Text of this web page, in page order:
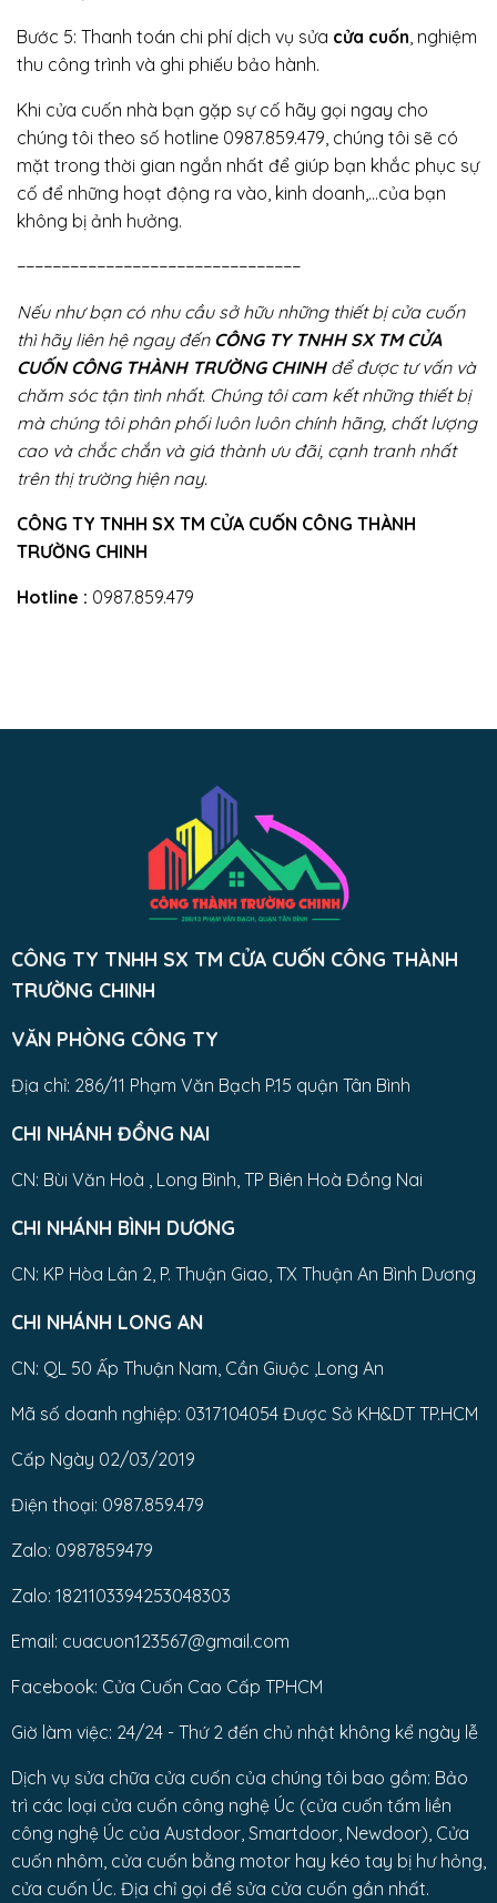
Bước 5: Thanh toán chi phí dịch vụ sửa cửa cuốn, nghiệm
thu công trình và ghi phiếu bảo hành.
Khi cửa cuốn nhà bạn gặp sự cố hãy gọi ngay cho
chúng tôi theo số hotline 0987.859.479, chúng tôi sẽ có
mặt trong thời gian ngắn nhất để giúp bạn khắc phục sự
cố để những hoạt động ra vào, kinh doanh,…của bạn
không bị ảnh hưởng.
−−−−−−−−−−−−−−−−−−−−−−−−−−−−−−−−
Nếu như bạn có nhu cầu sở hữu những thiết bị cửa cuốn
thì hãy liên hệ ngay đến CÔNG TY TNHH SX TM CỬA
CUỐN CÔNG THÀNH TRƯỜNG CHINHđể được tư vấn và
chăm sóc tận tình nhất. Chúng tôi cam kết những thiết bị
mà chúng tôi phân phối luôn luôn chính hãng, chất lượng
cao và chắc chắn và giá thành ưu đãi, cạnh tranh nhất
trên thị trường hiện nay.
CÔNG TY TNHH SX TM CỬA CUỐN CÔNG THÀNH
TRƯỜNG CHINH
Hotline : 0987.859.479
CÔNG TY TNHH SX TM CỬA CUỐN CÔNG THÀNH
TRƯỜNG CHINH
VĂN PHÒNG CÔNG TY
Địa chỉ: 286/11 Phạm Văn Bạch P.15 quận Tân Bình
CHI NHÁNH ĐỒNG NAI
CN: Bùi Văn Hoà , Long Bình, TP Biên Hoà Đồng Nai
CHI NHÁNH BÌNH DƯƠNG
CN: KP Hòa Lân 2, P. Thuận Giao, TX Thuận An Bình Dương
CHI NHÁNH LONG AN
CN: QL 50 Ấp Thuận Nam, Cần Giuộc ,Long An
Mã số doanh nghiệp: 0317104054 Được Sở KH&DT TP.HCM
Cấp Ngày 02/03/2019
Điện thoại: 0987.859.479
Zalo: 0987859479
Zalo: 1821103394253048303
Email: cuacuon123567@gmail.com
Facebook: Cửa Cuốn Cao Cấp TPHCM
Giờ làm việc: 24/24 - Thứ 2 đến chủ nhật không kể ngày lễ
Dịch vụ sửa chữa cửa cuốn của chúng tôi bao gồm: Bảo
trì các loại cửa cuốn công nghệ Úc (cửa cuốn tấm liền
công nghệ Úc của Austdoor, Smartdoor, Newdoor), Cửa
cuốn nhôm, cửa cuốn bằng motor hay kéo tay bị hư hỏng,
cửa cuốn Úc. Địa chỉ gọi để sửa cửa cuốn gần nhất.